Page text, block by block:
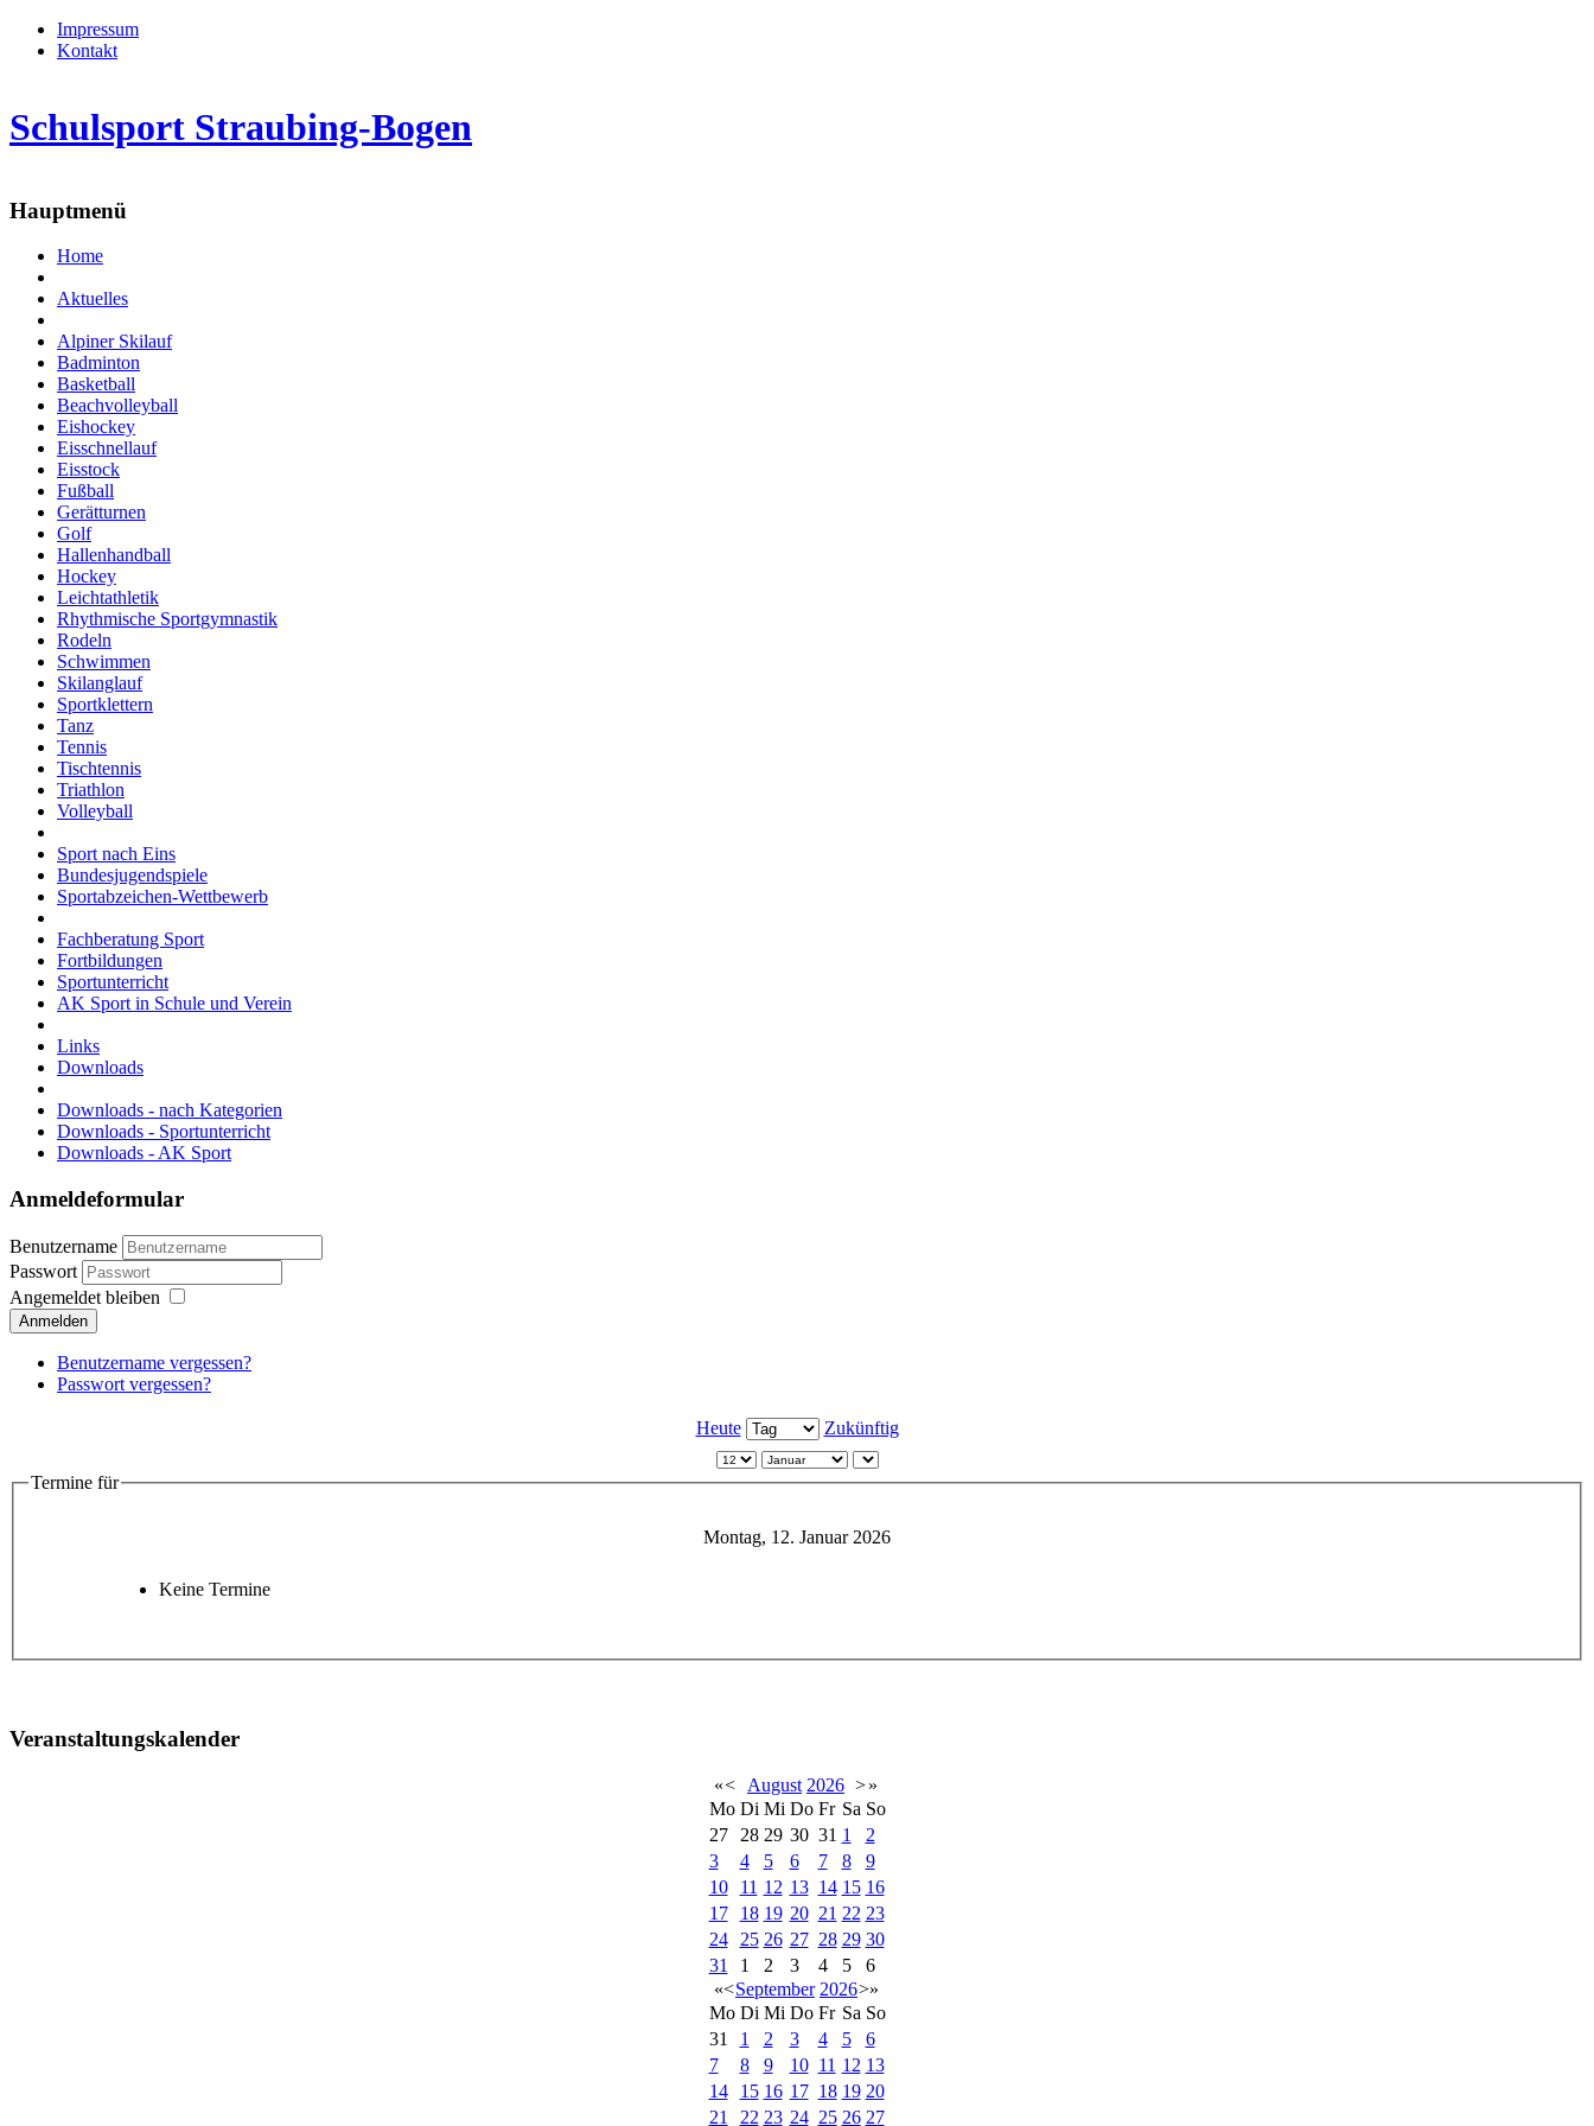
Impressum
Kontakt
Schulsport Straubing-Bogen
Hauptmenü
Home
Aktuelles
Alpiner Skilauf
Badminton
Basketball
Beachvolleyball
Eishockey
Eisschnellauf
Eisstock
Fußball
Gerätturnen
Golf
Hallenhandball
Hockey
Leichtathletik
Rhythmische Sportgymnastik
Rodeln
Schwimmen
Skilanglauf
Sportklettern
Tanz
Tennis
Tischtennis
Triathlon
Volleyball
Sport nach Eins
Bundesjugendspiele
Sportabzeichen-Wettbewerb
Fachberatung Sport
Fortbildungen
Sportunterricht
AK Sport in Schule und Verein
Links
Downloads
Downloads - nach Kategorien
Downloads - Sportunterricht
Downloads - AK Sport
Anmeldeformular
Benutzername
Passwort
Angemeldet bleiben
Anmelden
Benutzername vergessen?
Passwort vergessen?
Heute Zukünftig
Termine für
Montag, 12. Januar 2026
Keine Termine
Veranstaltungskalender
«< August 2026 >»
Mo Di Mi Do Fr Sa So
27
28 29 30 31 1
2
3
4 5 6 7 8
9
10
11 12 13 14 15 16
17
18 19 20 21 22 23
24
25 26 27 28 29 30
31
1 2 3 4 5
6
«<September 2026>»
Mo Di Mi Do Fr Sa So
31
1 2 3 4 5
6
7
8 9 10 11 12 13
14
15 16 17 18 19 20
21
22 23 24 25 26 27